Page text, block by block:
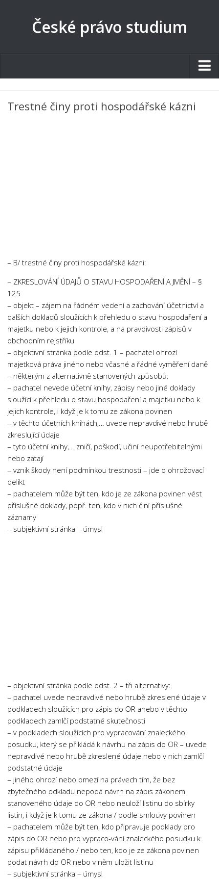
České právo studium
Tematické okruhy
Ekonomie
Fyzika
Informatika
Jazyky
Management
Marketing
Němčina
Občanská nauka
Pedagogika
Právo
Psychologie a Sociologie
Společenské vědy
Účetnictví
Zdravotnictví
Zeměpis
Trestné činy proti hospodářské kázni
– B/ trestné činy proti hospodářské kázni:
– ZKRESLOVÁNÍ ÚDAJŮ O STAVU HOSPODAŘENÍ A JMĚNÍ – §
125
– objekt – zájem na řádném vedení a zachování účetnictví a
dalších dokladů sloužících k přehledu o stavu hospodaření a
majetku nebo k jejich kontrole, a na pravdivosti zápisů v
obchodním rejstříku
– objektivní stránka podle odst. 1 – pachatel ohrozí
majetková práva jiného nebo včasné a řádné vyměření daně
– některým z alternativně stanovených způsobů:
– pachatel nevede účetní knihy, zápisy nebo jiné doklady
sloužící k přehledu o stavu hospodaření a majetku nebo k
jejich kontrole, i když je k tomu ze zákona povinen
– v těchto účetních knihách,… uvede nepravdivé nebo hrubě
zkreslující údaje
– tyto účetní knihy,… zničí, poškodí, učiní neupotřebitelnými
nebo zatají
– vznik škody není podmínkou trestnosti – jde o ohrožovací
delikt
– pachatelem může být ten, kdo je ze zákona povinen vést
příslušné doklady, popř. ten, kdo v nich činí příslušné
záznamy
– subjektivní stránka – úmysl
– objektivní stránka podle odst. 2 – tři alternativy:
– pachatel uvede nepravdivé nebo hrubě zkreslené údaje v
podkladech sloužících pro zápis do OR anebo v těchto
podkladech zamlčí podstatné skutečnosti
– v podkladech sloužících pro vypracování znaleckého
posudku, který se přikládá k návrhu na zápis do OR – uvede
nepravdivé nebo hrubě zkreslené údaje nebo v nich zamlčí
podstatné údaje
– jiného ohrozí nebo omezí na právech tím, že bez
zbytečného odkladu nepodá návrh na zápis zákonem
stanoveného údaje do OR nebo neuloží listinu do sbírky
listin, i když je k tomu ze zákona / podle smlouvy povinen
– pachatelem může být ten, kdo připravuje podklady pro
zápis do OR nebo pro vypraco-vání znaleckého posudku k
zápisu přikládaného / nebo ten, kdo je ze zákona povinen
podat návrh do OR nebo v něm uložit listinu
– subjektivní stránka – úmysl